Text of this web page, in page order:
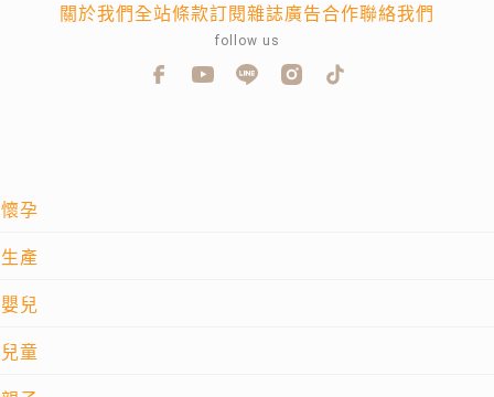
懷孕
生產
嬰兒
兒童
關於我們全站條款訂閱雜誌廣告合作聯絡我們
follow us